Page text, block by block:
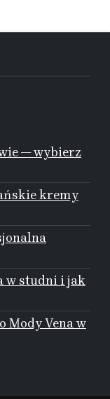
— wybierz
kremy
w studni i jak
Mody Vena w